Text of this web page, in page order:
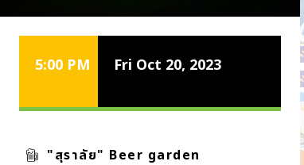
5:00 PM Fri Oct 20, 2023
"สุราลัย" Beer garden